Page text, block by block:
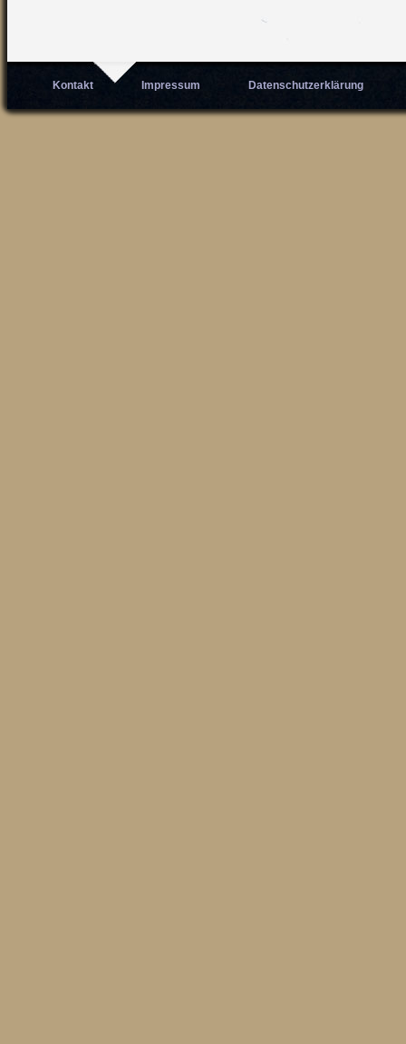
Kontakt Impressum Datenschutzerklärung